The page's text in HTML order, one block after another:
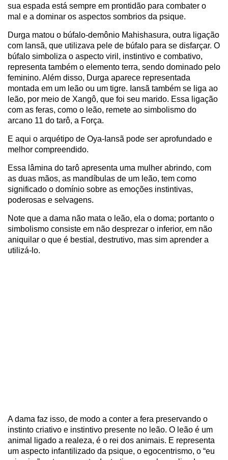
sua espada está sempre em prontidão para combater o
mal e a dominar os aspectos sombrios da psique.
Durga matou o búfalo-demônio Mahishasura, outra ligação
com Iansã, que utilizava pele de búfalo para se disfarçar. O
búfalo simboliza o aspecto viril, instintivo e combativo,
representa também o elemento terra, sendo dominado pelo
feminino. Além disso, Durga aparece representada
montada em um leão ou um tigre. Iansã também se liga ao
leão, por meio de Xangô, que foi seu marido. Essa ligação
com as feras, como o leão, remete ao simbolismo do
arcano 11 do tarô, a Força.
E aqui o arquétipo de Oya-Iansã pode ser aprofundado e
melhor compreendido.
Essa lâmina do tarô apresenta uma mulher abrindo, com
as duas mãos, as mandíbulas de um leão, tem como
significado o domínio sobre as emoções instintivas,
poderosas e selvagens.
Note que a dama não mata o leão, ela o doma; portanto o
simbolismo consiste em não desprezar o inferior, em não
aniquilar o que é bestial, destrutivo, mas sim aprender a
utilizá-lo.
A dama faz isso, de modo a conter a fera preservando o
instinto criativo e instintivo presente no leão. O leão é um
animal ligado a realeza, é o rei dos animais. E representa
um aspecto infantilizado da psique, o egocentrismo, o “eu